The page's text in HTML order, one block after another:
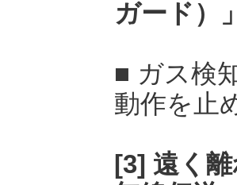
ガード）
■ ガス検
動作を
[3] 遠く